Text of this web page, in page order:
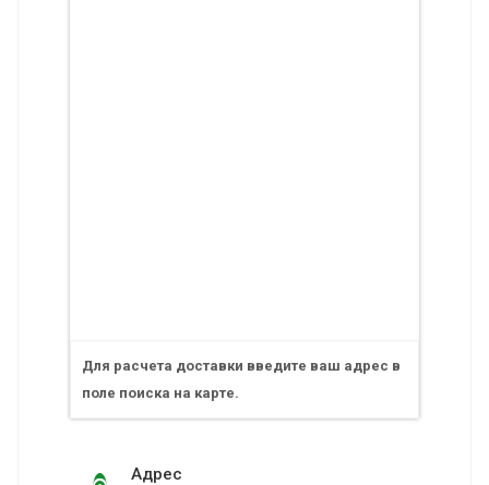
Для расчета доставки введите ваш адрес в
поле поиска на карте.
Адрес